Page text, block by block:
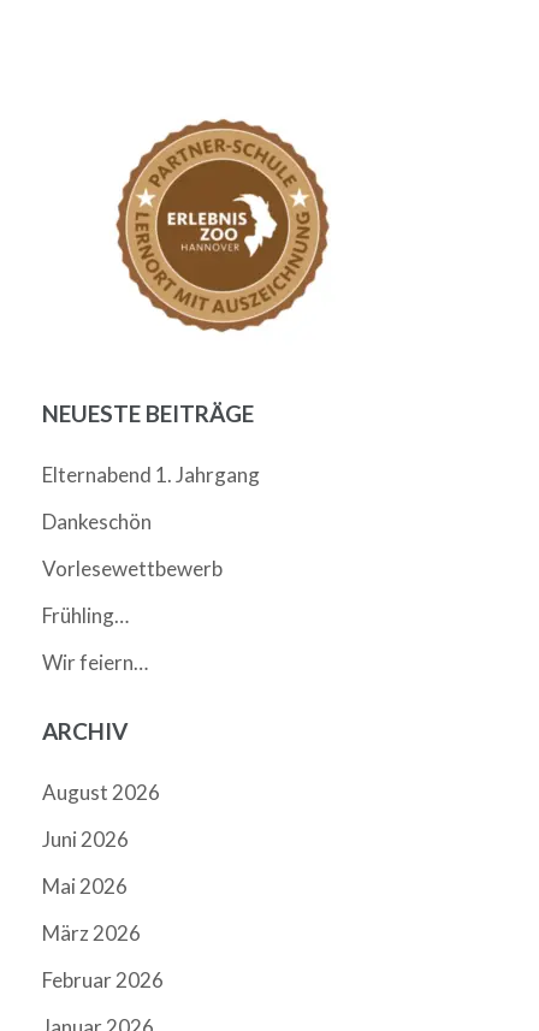
NEUESTE BEITRÄGE
Elternabend 1. Jahrgang
Dankeschön
Vorlesewettbewerb
Frühling…
Wir feiern…
ARCHIV
August 2026
Juni 2026
Mai 2026
März 2026
Februar 2026